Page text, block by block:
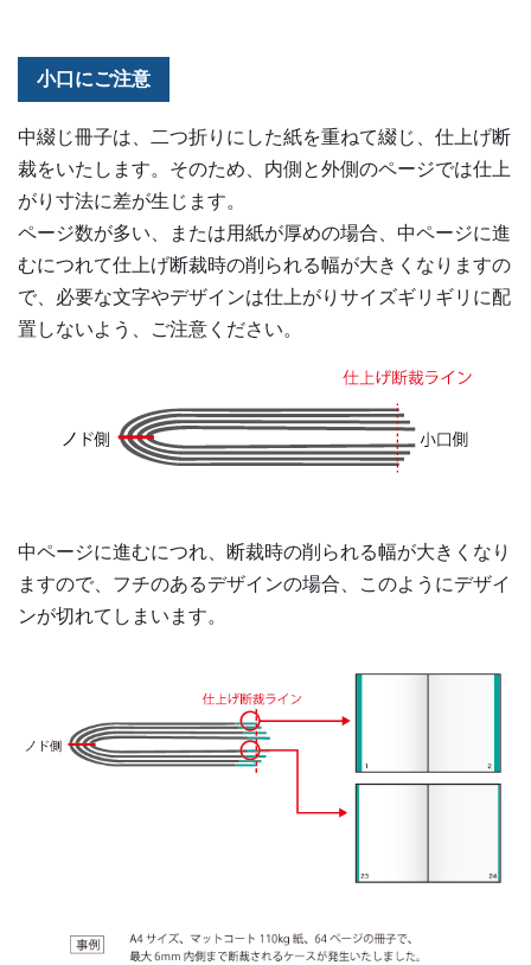
小口にご注意
中綴じ冊子は、二つ折りにした紙を重ねて綴じ、仕上げ断
裁をいたします。そのため、内側と外側のページでは仕上
がり寸法に差が生じます。
ページ数が多い、または用紙が厚めの場合、中ページに進
むにつれて仕上げ断裁時の削られる幅が大きくなりますの
で、必要な文字やデザインは仕上がりサイズギリギリに配
置しないよう、ご注意ください。
中ページに進むにつれ、断裁時の削られる幅が大きくなり
ますので、フチのあるデザインの場合、このようにデザイ
ンが切れてしまいます。